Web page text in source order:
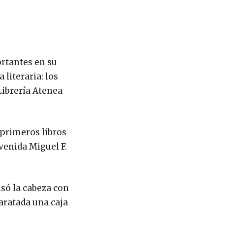
en su
literaria: los
Atenea
primeros libros
Miguel F.
la cabeza con
una caja